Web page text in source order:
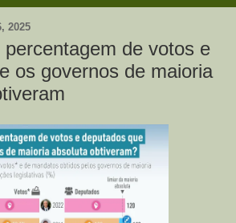
2025
percentagem de votos e
os governos de maioria